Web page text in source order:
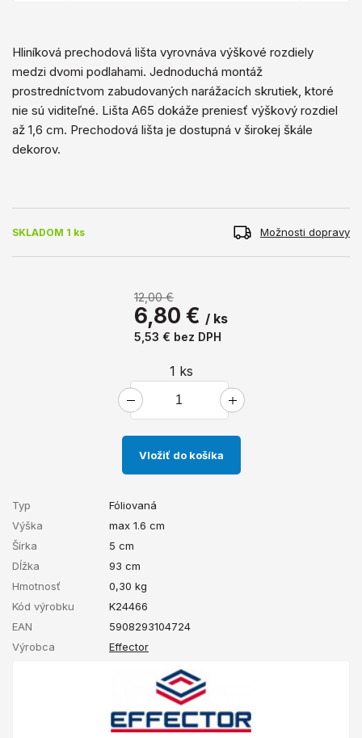
Hliníková prechodová lišta vyrovnáva výškové rozdiely
medzi dvomi podlahami. Jednoduchá montáž
prostredníctvom zabudovaných narážacích skrutiek, ktoré
nie sú viditeľné. Lišta A65 dokáže preniesť výškový rozdiel
až 1,6 cm. Prechodová lišta je dostupná v širokej škále
dekorov.
SKLADOM 1 ks Možnosti dopravy
12,00 €
6,80 € / ks
5,53 € bez DPH
1 ks
Vložiť do košíka
Typ
Fóliovaná
Výška
max 1.6 cm
Šírka
5 cm
Dĺžka
93 cm
Hmotnosť
0,30 kg
Kód výrobku
K24466
EAN
5908293104724
Výrobca
Effector